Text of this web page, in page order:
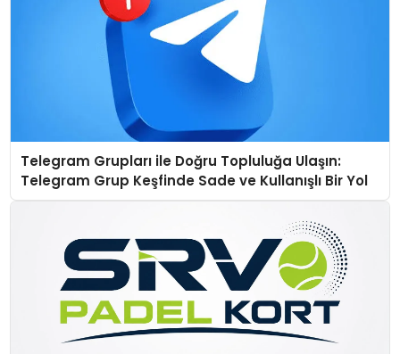
Telegram Grupları ile Doğru Topluluğa Ulaşın:
Telegram Grup Keşfinde Sade ve Kullanışlı Bir Yol